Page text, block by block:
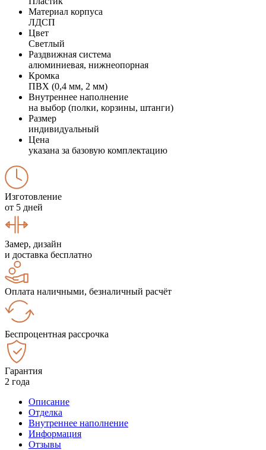
Материал корпуса
ЛДСП
Цвет
Светлый
Раздвижная система
алюминиевая, нижнеопорная
Кромка
ПВХ (0,4 мм, 2 мм)
Внутреннее наполнение
на выбор (полки, корзины, штанги)
Размер
индивидуальный
Цена
указана за базовую комплектацию
Изготовление
от 5 дней
Замер, дизайн
и доставка бесплатно
Оплата наличными, безналичный расчёт
Беспроцентная рассрочка
Гарантия
2 года
Описание
Отделка
Внутреннее наполнение
Информация
Отзывы